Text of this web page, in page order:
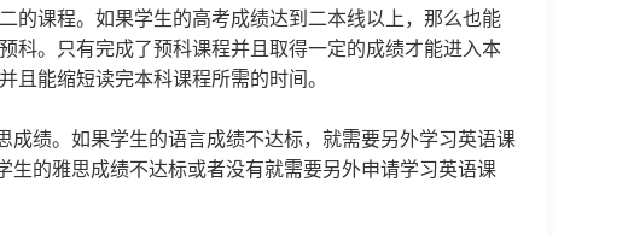
的课程。如果学生的高考成绩达到二本线以上，那么也能
科。只有完成了预科课程并且取得一定的成绩才能进入本
能缩短读完本科课程所需的时间。
绩。如果学生的语言成绩不达标，就需要另外学习英语课
的雅思成绩不达标或者没有就需要另外申请学习英语课